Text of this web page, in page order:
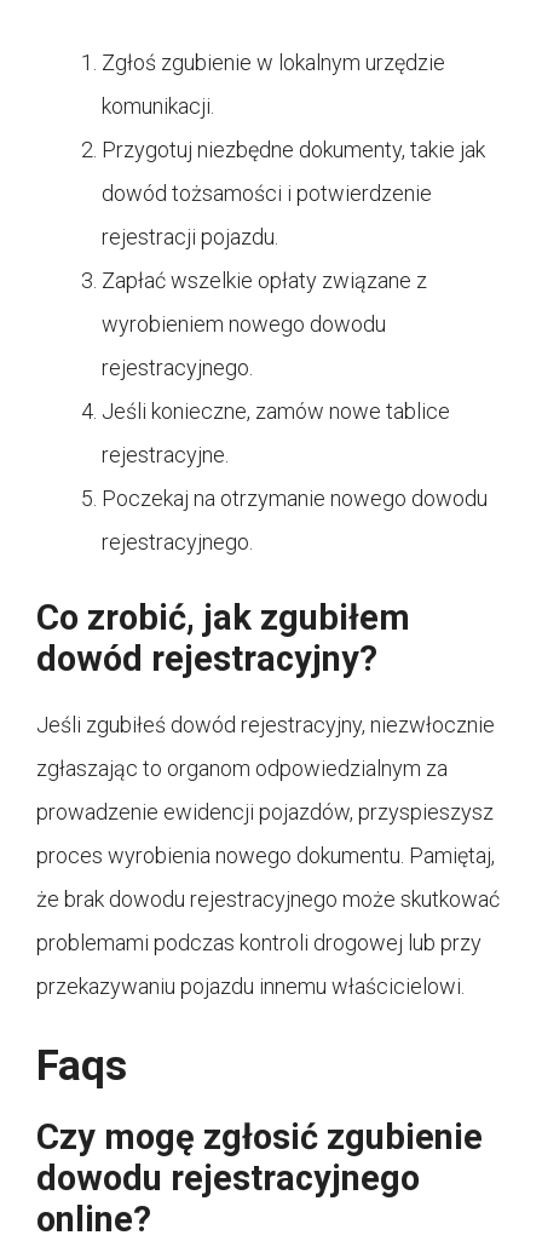
Zgłoś zgubienie w lokalnym urzędzie
komunikacji.
Przygotuj niezbędne dokumenty, takie jak
dowód tożsamości i potwierdzenie
rejestracji pojazdu.
Zapłać wszelkie opłaty związane z
wyrobieniem nowego dowodu
rejestracyjnego.
Jeśli konieczne, zamów nowe tablice
rejestracyjne.
Poczekaj na otrzymanie nowego dowodu
rejestracyjnego.
Co zrobić, jak zgubiłem
dowód rejestracyjny?
Jeśli zgubiłeś dowód rejestracyjny, niezwłocznie
zgłaszając to organom odpowiedzialnym za
prowadzenie ewidencji pojazdów, przyspieszysz
proces wyrobienia nowego dokumentu. Pamiętaj,
że brak dowodu rejestracyjnego może skutkować
problemami podczas kontroli drogowej lub przy
przekazywaniu pojazdu innemu właścicielowi.
Faqs
Czy mogę zgłosić zgubienie
dowodu rejestracyjnego
online?